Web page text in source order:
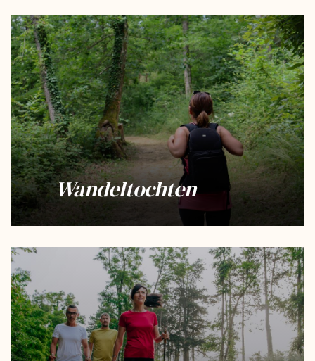
Wandeltochten